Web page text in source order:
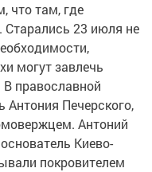
что там, где
Старались 23 июля не
могут завлечь
В православной
Антония Печерского,
Антоний
Киево-
покровителем